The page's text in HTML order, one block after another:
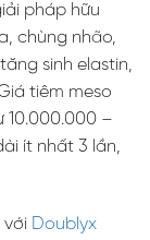
pháp hữu
chùng nhão,
sinh elastin,
tiêm meso
10.000.000 –
ít nhất 3 lần,
với Doublyx